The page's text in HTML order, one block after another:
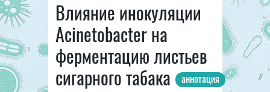
Влияние инокуляции
Acinetobacter на
ферментацию листьев
сигарного табака
аннотация